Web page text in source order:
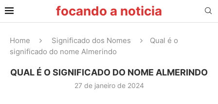
focando a noticia
Home Significado dos Nomes
Qual é o
significado do nome Almerindo
QUAL É O SIGNIFICADO DO NOME ALMERINDO
27 de janeiro de 2024